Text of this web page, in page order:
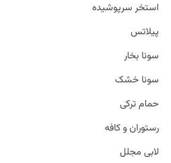
استخر سرپوشیده
پیلاتس
سونا بخار
سونا خشک
حمام ترکی
رستوران و کافه
لابی مجلل